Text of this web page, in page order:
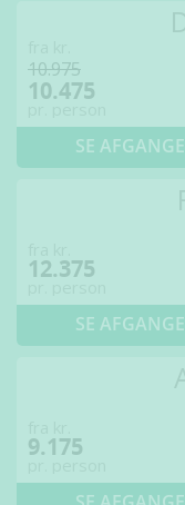
10.975
10.475
SE AFGANGE
12.375
SE AFGANGE
9.175